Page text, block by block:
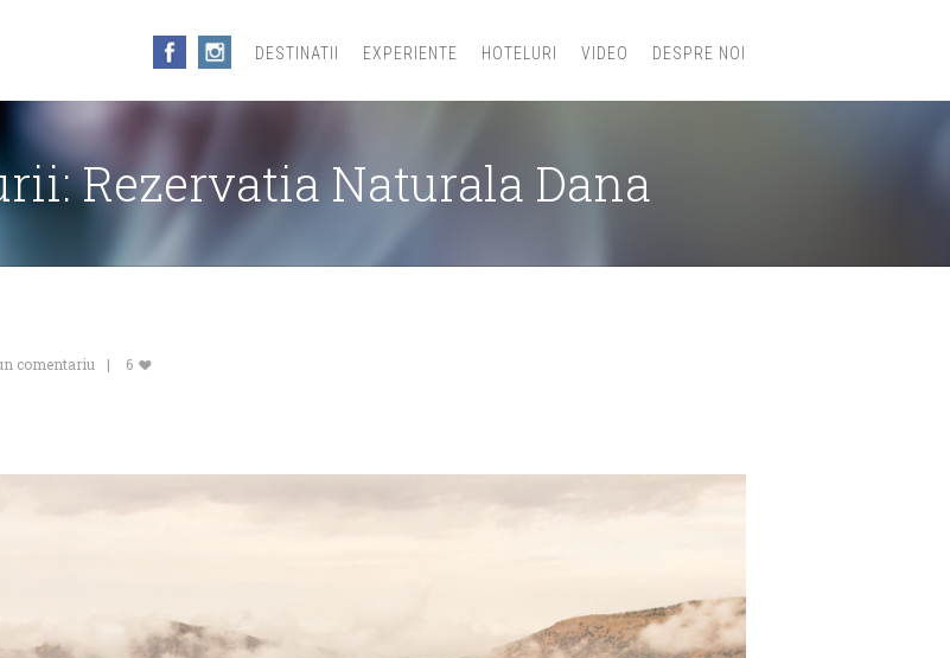
DESTINATII EXPERIENTE HOTELURI VIDEO DESPRE NOI
Rezervatia Naturala Dana
comentariu 6